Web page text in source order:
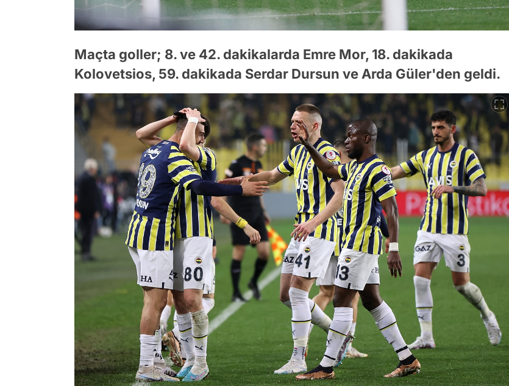
Maçta goller; 8. ve 42. dakikalarda Emre Mor, 18. dakikada
Kolovetsios, 59. dakikada Serdar Dursun ve Arda Güler'den geldi.